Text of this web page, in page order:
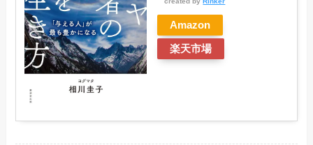
Amazon
楽天市場